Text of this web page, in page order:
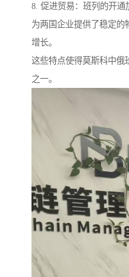
8. 促进贸易：班列的开通
为两国企业提供了稳定的
增长。
这些特点使得莫斯科中俄
之一。